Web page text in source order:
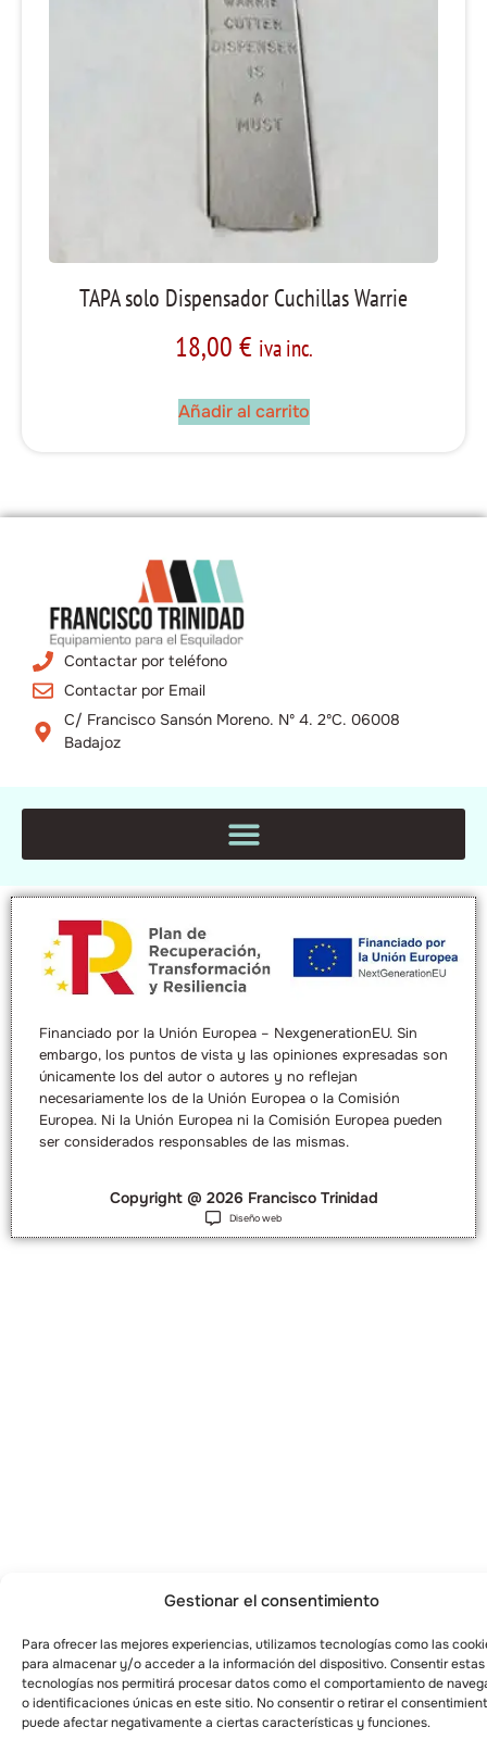
Gestionar el consentimiento
Para ofrecer las mejores experiencias, utilizamos tecnologías como las
para almacenar y/o acceder a la información del dispositivo. Consentir estas
tecnologías nos permitirá procesar datos como el comportamiento de
o identificaciones únicas en este sitio. No consentir o retirar el
puede afectar negativamente a ciertas características y funciones.
TAPA solo Dispensador Cuchillas Warrie
18,00 € iva inc.
Añadir al carrito
Contactar por teléfono
Contactar por Email
C/ Francisco Sansón Moreno. Nº 4. 2ºC. 06008
Badajoz
Financiado por la Unión Europea – NexgenerationEU. Sin
embargo, los puntos de vista y las opiniones expresadas son
únicamente los del autor o autores y no reflejan
necesariamente los de la Unión Europea o la Comisión
Europea. Ni la Unión Europea ni la Comisión Europea pueden
ser considerados responsables de las mismas.
Copyright @ 2026 Francisco Trinidad
Diseño web